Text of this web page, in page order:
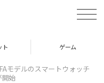
t
o
v
ト ゲーム
モデルのスマートウォッチ
開始